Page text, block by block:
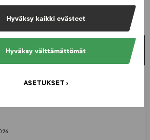
Hyväksy kaikki evästeet
Hyväksy välttämättömät
ASETUKSET
UUTISET